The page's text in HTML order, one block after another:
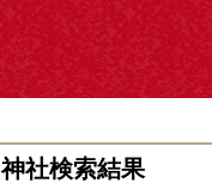
神社検索結果